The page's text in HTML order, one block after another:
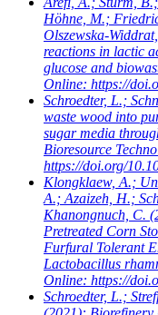
Höhne, M.;
Olszewska-
reactions in lactic
glucose and
Online: https://
Schroedter, L.;
waste wood into
sugar media
Bioresource
https://doi.org/
Klongklaew, A.;
A.; Azaizeh, H.;
Khanongnuch, C.
Pretreated Corn
Furfural Tolerant
Lactobacillus
Online: https://
Schroedter, L.;